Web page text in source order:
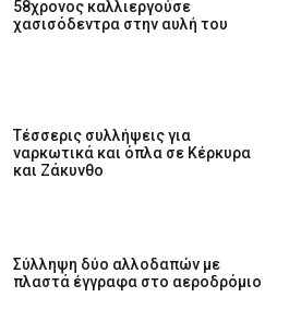
58χρονος καλλιεργούσε
χασισόδεντρα στην αυλή του
Tέσσερις συλλήψεις για
ναρκωτικά και όπλα σε Κέρκυρα
και Ζάκυνθο
Σύλληψη δύο αλλοδαπών με
πλαστά έγγραφα στο αεροδρόμιο